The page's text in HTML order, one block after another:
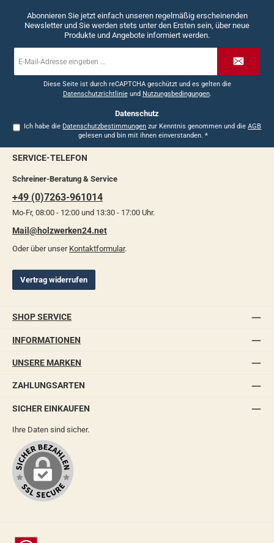
Abonnieren Sie jetzt einfach unseren regelmäßig erscheinenden
Newsletter und Sie werden stets unter den Ersten sein, über neue
Produkte und Angebote informiert werden.
Mail-
Diese Seite ist durch reCAPTCHA geschützt und es gelten die
Datenschutzrichtlinieund Nutzungsbedingungen.
Datenschutz
Ich habe die Datenschutzbestimmungen zur Kenntnis genommen und dieAGB
gelesen und bin mit ihnen einverstanden. *
SERVICE-TELEFON
Schreiner-Beratung & Service
+49 (0)7263-961014
Mo-Fr, 08:00 - 12:00 und 13:30 - 17:00 Uhr.
Mail@holzwerken24.net
Oder über unser Kontaktformular.
Vertrag widerrufen
SHOP SERVICE
INFORMATIONEN
UNSERE MARKEN
ZAHLUNGSARTEN
SICHER EINKAUFEN
Ihre Daten sind sicher.